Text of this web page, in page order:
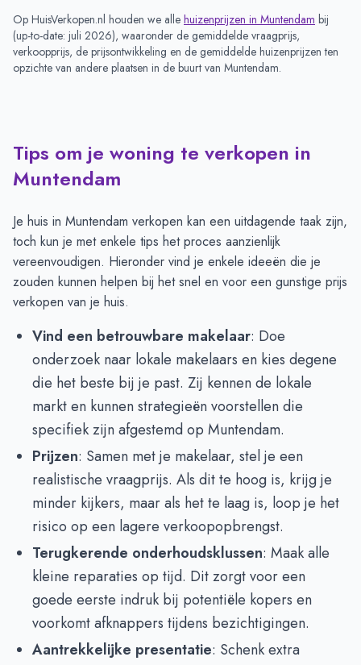
Op HuisVerkopen.nl houden we alle huizenprijzen in Muntendam bij
(up-to-date: juli 2026), waaronder de gemiddelde vraagprijs,
verkoopprijs, de prijsontwikkeling en de gemiddelde huizenprijzen ten
opzichte van andere plaatsen in de buurt van Muntendam.
Tips om je woning te verkopen in
Muntendam
Je huis in Muntendam verkopen kan een uitdagende taak zijn,
toch kun je met enkele tips het proces aanzienlijk
vereenvoudigen. Hieronder vind je enkele ideeën die je
zouden kunnen helpen bij het snel en voor een gunstige prijs
verkopen van je huis.
Vind een betrouwbare makelaar: Doe
onderzoek naar lokale makelaars en kies degene
die het beste bij je past. Zij kennen de lokale
markt en kunnen strategieën voorstellen die
specifiek zijn afgestemd op Muntendam.
Prijzen: Samen met je makelaar, stel je een
realistische vraagprijs. Als dit te hoog is, krijg je
minder kijkers, maar als het te laag is, loop je het
risico op een lagere verkoopopbrengst.
Terugkerende onderhoudsklussen: Maak alle
kleine reparaties op tijd. Dit zorgt voor een
goede eerste indruk bij potentiële kopers en
voorkomt afknappers tijdens bezichtigingen.
Aantrekkelijke presentatie: Schenk extra